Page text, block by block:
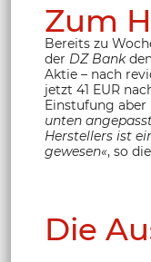
Zum
Bereits zu
der DZ Bank
Aktie – nach
jetzt 41 EUR
Einstufung
unten
Herstellers ist
gewesen«, so
Die